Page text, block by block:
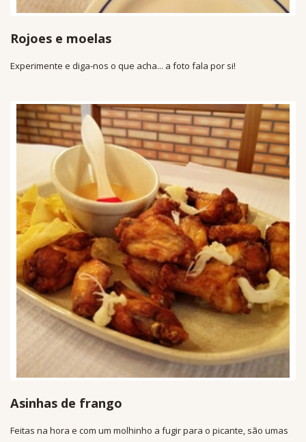
Rojoes e moelas
Experimente e diga-nos o que acha... a foto fala por si!
Asinhas de frango
Feitas na hora e com um molhinho a fugir para o picante, são umas